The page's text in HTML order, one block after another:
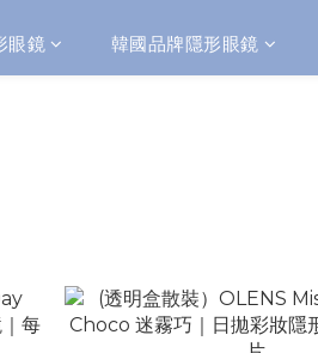
眼鏡 韓國品牌隱形眼鏡